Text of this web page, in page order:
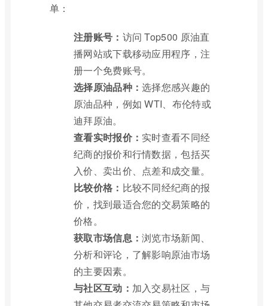
单：
注册账号： 访问 Top500 原油直
播网站或下载移动应用程序，注
册一个免费账号。
选择原油品种：选择您感兴趣的
原油品种，例如 WTI、布伦特或
迪拜原油。
查看实时报价： 实时查看不同经
纪商的报价和行情数据，包括买
入价、卖出价、点差和成交量。
比较价格： 比较不同经纪商的报
价，找到最适合您的交易策略的
价格。
获取市场信息：浏览市场新闻、
分析和评论，了解影响原油市场
的主要因素。
与社区互动： 加入交易社区，与